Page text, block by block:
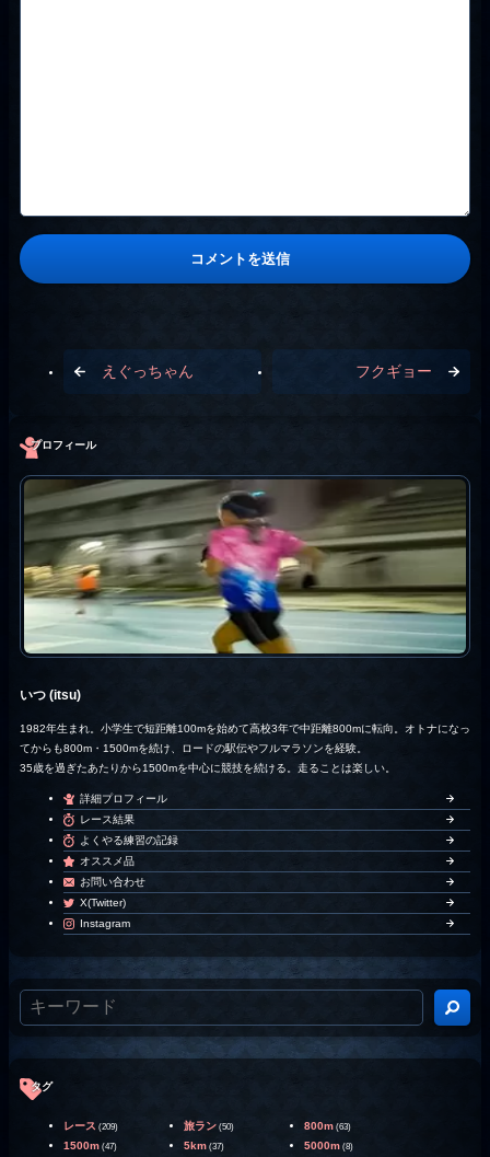
えぐっちゃん フクギョー
プロフィール
いつ (itsu)
1982年生まれ。小学生で短距離100mを始めて高校3年で中距離800mに転向。オトナになっ
てからも800m・1500mを続け、ロードの駅伝やフルマラソンを経験。
35歳を過ぎたあたりから1500mを中心に競技を続ける。走ることは楽しい。
詳細プロフィール
レース結果
よくやる練習の記録
オススメ品
お問い合わせ
X(Twitter)
Instagram
タグ
レース (209) 旅ラン (50) 800m (63)
1500m (47) 5km (37) 5000m (8)